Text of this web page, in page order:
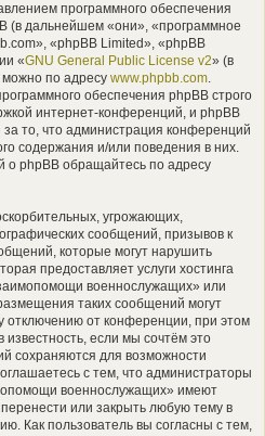
программного обеспечения
(в дальнейшем «они», «программное
«phpBB Limited», «phpBB
«GNU General Public License v2» (в
по адресу www.phpbb.com.
обеспечения phpBB строго
интернет-конференций, и phpBB
за то, что администрация конференций
содержания и/или поведения в них.
phpBB обращайтесь по адресу
угрожающих,
сообщений, призывов к
которые могут нарушить
предоставляет услуги хостинга
военнослужащих» или
таких сообщений могут
отключению от конференции, при этом
если мы сочтём это
сохраняются для возможности
с тем, что администраторы
военнослужащих» имеют
или закрыть любую тему в
Как пользователь вы согласны с тем,